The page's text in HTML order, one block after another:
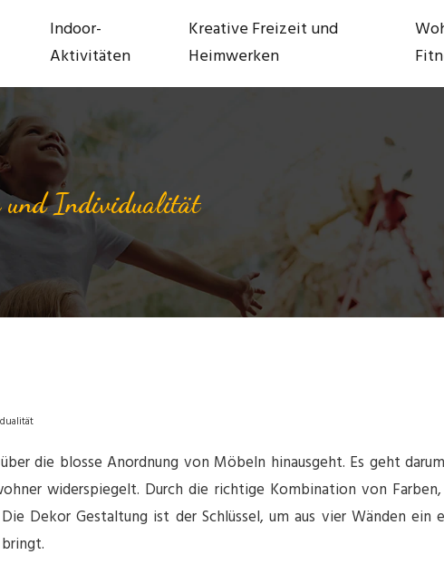
Indoor-
Aktivitäten
Kreative Freizeit und
Heimwerken
und Individualität
die blosse Anordnung von Möbeln hinausgeht. Es geht
widerspiegelt. Durch die richtige Kombination von
Dekor Gestaltung ist der Schlüssel, um aus vier Wänden